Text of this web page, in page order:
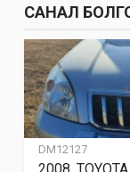
САНАЛ
DM12127